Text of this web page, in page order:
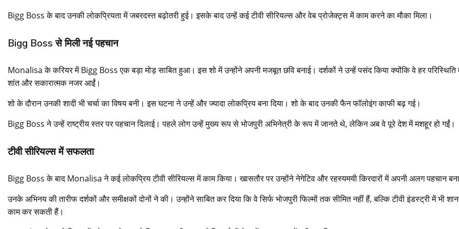
Bigg Boss के बाद उनकी लोकप्रियता में जबरदस्त बढ़ोतरी हुई। इसके बाद उन्हें कई टीवी सीरियल्स और वेब प्रोजेक्ट्स में काम करने का मौका मिला।
Bigg Boss से मिली नई पहचान
Monalisa के करियर में Bigg Boss एक बड़ा मोड़ साबित हुआ। इस शो में उन्होंने अपनी मजबूत छवि बनाई। दर्शकों ने उन्हें पसंद किया क्योंकि वे हर परिस्थिति
शांत और सकारात्मक नजर आईं।
शो के दौरान उनकी शादी भी चर्चा का विषय बनी। इस घटना ने उन्हें और ज्यादा लोकप्रिय बना दिया। शो के बाद उनकी फैन फॉलोइंग काफी बढ़ गई।
Bigg Boss ने उन्हें राष्ट्रीय स्तर पर पहचान दिलाई। पहले लोग उन्हें मुख्य रूप से भोजपुरी अभिनेत्री के रूप में जानते थे, लेकिन अब वे पूरे देश में मशहूर हो गईं।
टीवी सीरियल्स में सफलता
Bigg Boss के बाद Monalisa ने कई लोकप्रिय टीवी सीरियल्स में काम किया। खासतौर पर उन्होंने नेगेटिव और रहस्यमयी किरदारों में अपनी अलग पहचान
उनके अभिनय की तारीफ दर्शकों और समीक्षकों दोनों ने की। उन्होंने साबित कर दिया कि वे सिर्फ भोजपुरी फिल्मों तक सीमित नहीं हैं, बल्कि टीवी इंडस्ट्री में भी
काम कर सकती हैं।